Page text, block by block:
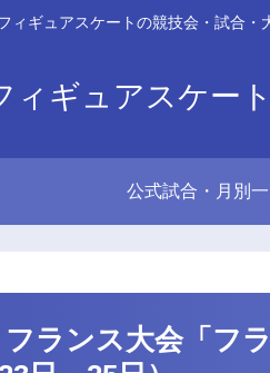
ィギュアスケートの競技会・試合・
ィギュアスケー
公式試合・月別
ランス大会「フラ